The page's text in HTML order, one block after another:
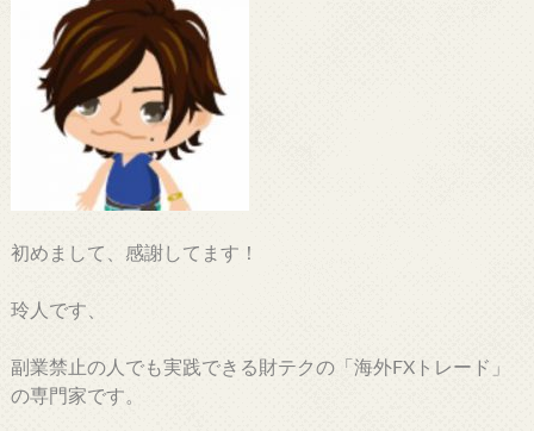
初めまして、感謝してます！
玲人です、
副業禁止の人でも実践できる財テクの「海外FXトレード」
の専門家です。